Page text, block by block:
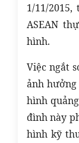
1/11/
ASEAN
hình.
Việc ngắt
ảnh
hình
đình này
hình kỹ